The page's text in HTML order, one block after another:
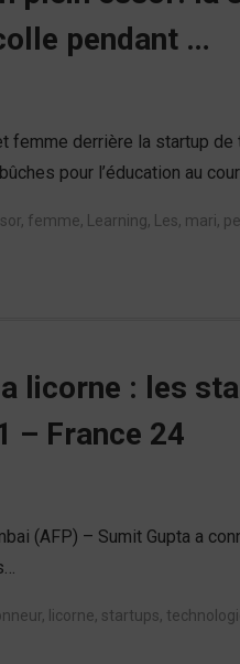
pendant …
femme derrière la startup
pour l’éducation au
, femme, Learning, Les, mari,
licorne : les
– France 24
(AFP) – Sumit Gupta a
, licorne, startups,